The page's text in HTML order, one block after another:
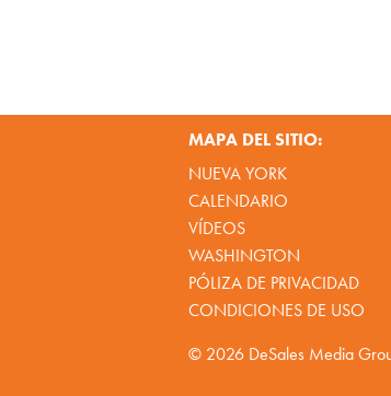
MAPA DEL SITIO:
NUEVA YORK
CALENDARIO
VÍDEOS
WASHINGTON
PÓLIZA DE PRIVACIDAD
CONDICIONES DE USO
© 2026 DeSales Media